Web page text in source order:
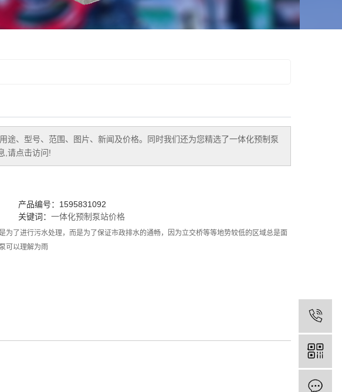
途、型号、范围、图片、新闻及价格。同时我们还为您精选了一体化预制泵
,请点击访问!
产品编号：1595831092
关键词： 一体化预制泵站价格
了进行污水处理，而是为了保证市政排水的通畅，因为立交桥等等地势较低的区域总是面
可以理解为雨